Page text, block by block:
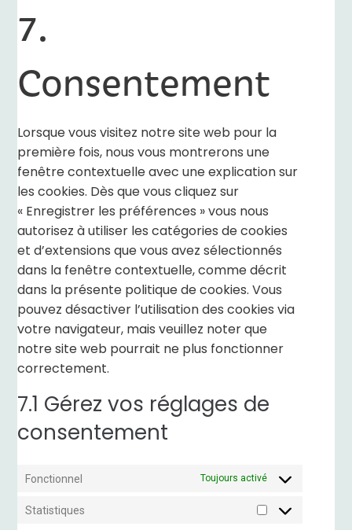
7.
Consentement
Lorsque vous visitez notre site web pour la
première fois, nous vous montrerons une
fenêtre contextuelle avec une explication sur
les cookies. Dès que vous cliquez sur
« Enregistrer les préférences » vous nous
autorisez à utiliser les catégories de cookies
et d’extensions que vous avez sélectionnés
dans la fenêtre contextuelle, comme décrit
dans la présente politique de cookies. Vous
pouvez désactiver l’utilisation des cookies via
votre navigateur, mais veuillez noter que
notre site web pourrait ne plus fonctionner
correctement.
7.1 Gérez vos réglages de
consentement
Fonctionnel Toujours activé
Statistiques